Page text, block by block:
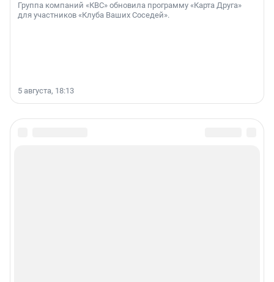
Группа компаний «КВС» обновила программу «Карта Друга»
для участников «Клуба Ваших Соседей».
5 августа, 18:13